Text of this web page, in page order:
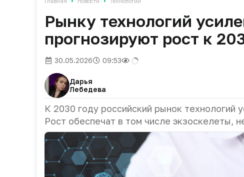
Рынку технологий
прогнозируют рост к
30.05.2026 09:53
Дарья
Лебедева
К 2030 году российский рынок технологий
Рост обеспечат в том числе экзоскелеты,